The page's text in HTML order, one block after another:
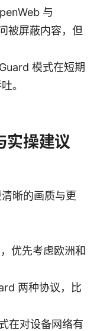
与
被屏蔽内容，但
模式在短期
。
实操建议
晰的画质与更
优先考虑欧洲和
两种协议，比
在对设备网络有